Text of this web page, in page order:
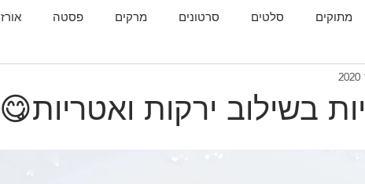
מתוקים סלטים סרטונים מרקים פסטה אורז
בשילוב ירקות ואטריות😋